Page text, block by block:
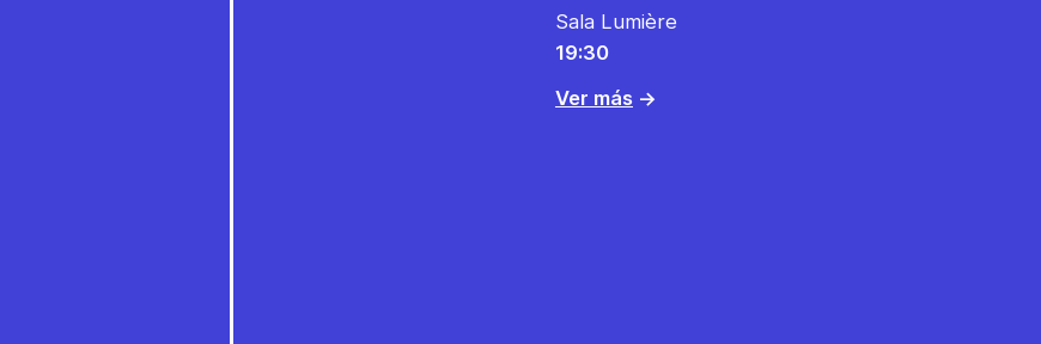
Sala Lumière
19:30
Ver más→